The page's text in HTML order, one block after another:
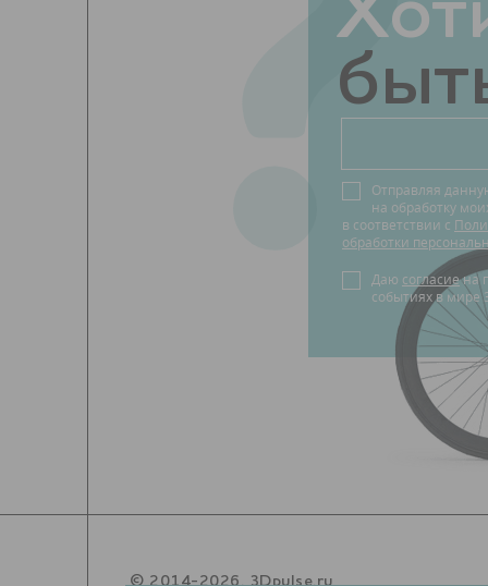
?
Отправляя
на обработку
в соответствии с
обработки
Даю согласиена получение новостей о
событиях в мире
© 2014-2026. 3Dpulse.ru